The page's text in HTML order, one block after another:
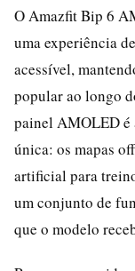
O Amazfit Bip 6
uma experiência
acessível,
popular ao longo
painel AMOLED é
única: os mapas
artificial para
um conjunto de
que o modelo